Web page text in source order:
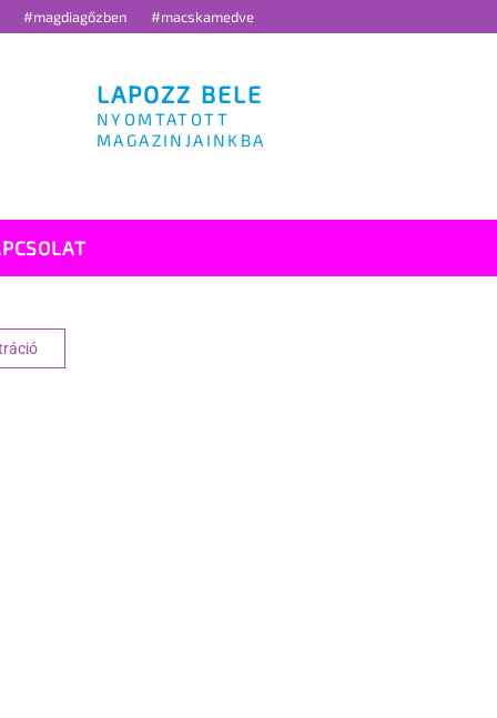
#magdiagőzben #macskamedve
LAPOZZ BELE
NYOMTATOTT
MAGAZINJAINKBA